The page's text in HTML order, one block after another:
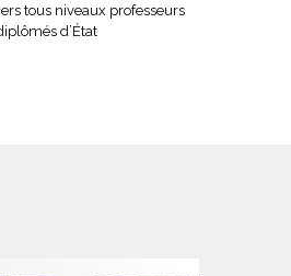
tous niveaux professeurs
d’État